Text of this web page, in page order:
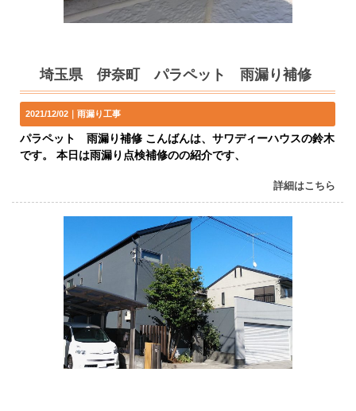
埼玉県 伊奈町 パラペット 雨漏り補修
2021/12/02｜雨漏り工事
パラペット 雨漏り補修 こんばんは、サワディーハウスの鈴木
です。 本日は雨漏り点検補修のの紹介です、
詳細はこちら